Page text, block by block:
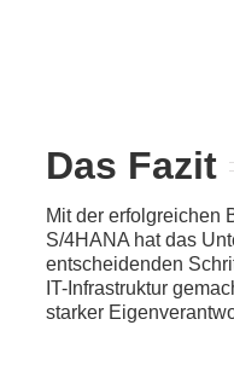
Das Fazit
Mit der erfolgreichen
S/4HANA hat das
entscheidenden
IT-Infrastruktur
starker